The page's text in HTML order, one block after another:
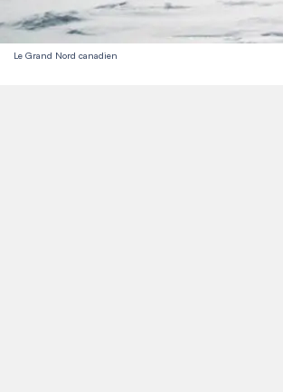
Le Grand Nord canadien